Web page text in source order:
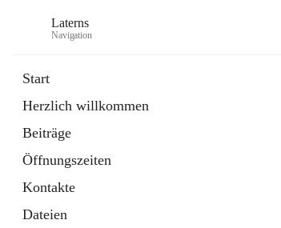
Laterns
Navigation
Start
Herzlich willkommen
Beiträge
Öffnungszeiten
Kontakte
Dateien